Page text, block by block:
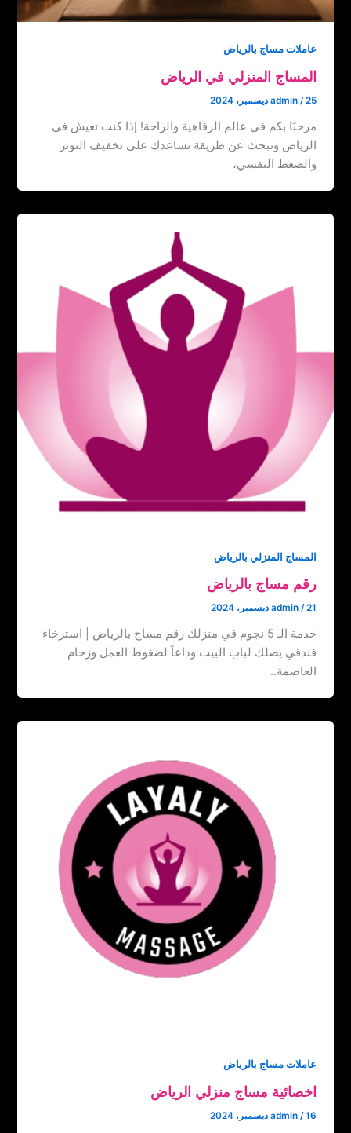
عاملات مساج بالرياض
المساج المنزلي في الرياض
admin /25 ديسمبر، 2024
مرحبًا بكم في عالم الرفاهية والراحة! إذا كنت تعيش في
الرياض وتبحث عن طريقة تساعدك على تخفيف التوتر
والضغط النفسي،
المساج المنزلي بالرياض
رقم مساج بالرياض
admin /21 ديسمبر، 2024
خدمة الـ 5 نجوم في منزلك رقم مساج بالرياض | استرخاء
فندقي يصلك لباب البيت وداعاً لضغوط العمل وزحام
العاصمة..
عاملات مساج بالرياض
اخصائية مساج منزلي الرياض
admin /16 ديسمبر، 2024